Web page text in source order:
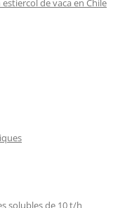
de vaca en Chile
solubles de 10 t/h